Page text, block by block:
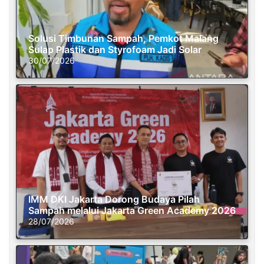
Solusi Timbunan Sampah, Pemkot Malang
Sulap Plastik dan Styrofoam Jadi Solar
30/07/2026
IMM DKI Jakarta Dorong Budaya Pilah
Sampah melalui Jakarta Green Academy 2026
28/07/2026